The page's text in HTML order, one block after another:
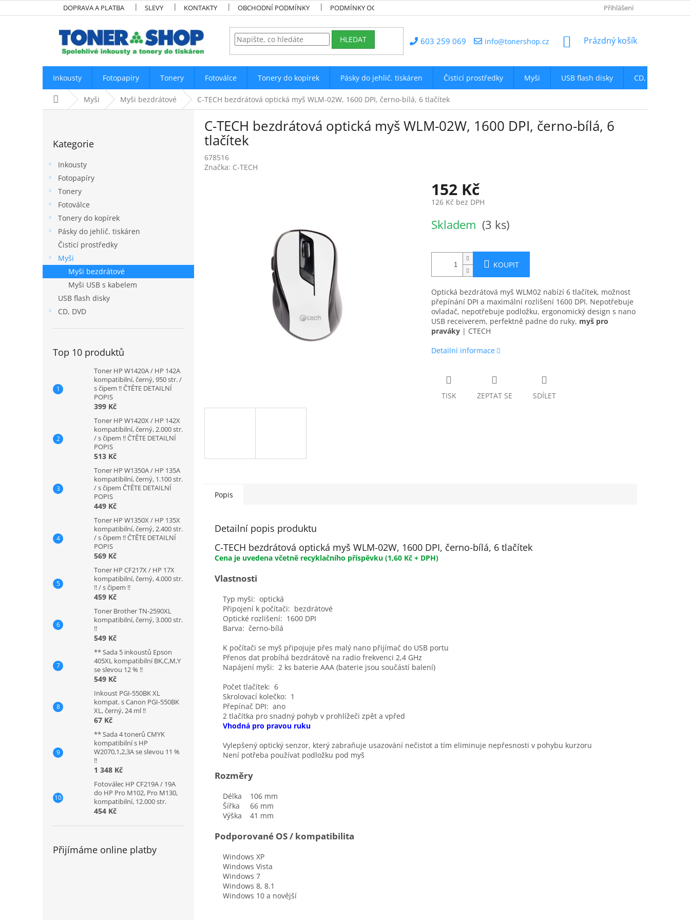
na
DOPRAVA A PLATBA SLEVY KONTAKTY OBCHODNÍ PODMÍNKY PODMÍNKY OCHRANY OSOBNÍCH ÚDAJŮ Přihlášení
HLEDAT 603 259 069 info@tonershop.cz
NÁKUPNÍ
Prázdný košík
Inkousty Fotopapíry Tonery Fotoválce Tonery do kopírek Pásky do jehlič. tiskáren Čisticí prostředky Myši USB flash disky CD, DVD
Domů Myši Myši bezdrátové C-TECH bezdrátová optická myš WLM-02W, 1600 DPI, černo-bílá, 6 tlačítek
l
kategorie
Kategorie
Inkousty
Fotopapíry
Tonery
Fotoválce
Tonery do kopírek
Pásky do jehlič. tiskáren
Čisticí prostředky
Myši
Myši bezdrátové
Myši USB s kabelem
USB flash disky
CD, DVD
Top 10 produktů
Toner HP W1420A / HP 142A
kompatibilní, černý, 950 str. /
s čipem !! ČTĚTE DETAILNÍ
POPIS
399 Kč
Toner HP W1420X / HP 142X
kompatibilní, černý, 2.000 str.
/ s čipem !! ČTĚTE DETAILNÍ
POPIS
513 Kč
Toner HP W1350A / HP 135A
kompatibilní, černý, 1.100 str.
/ s čipem ČTĚTE DETAILNÍ
POPIS
449 Kč
Toner HP W1350X / HP 135X
kompatibilní, černý, 2.400 str.
/ s čipem !! ČTĚTE DETAILNÍ
POPIS
569 Kč
Toner HP CF217X / HP 17X
kompatibilní, černý, 4.000 str.
!! / s čipem !!
459 Kč
Toner Brother TN-2590XL
kompatibilní, černý, 3.000 str.
!!
549 Kč
** Sada 5 inkoustů Epson
405XL kompatibilní BK,C,M,Y
se slevou 12 % !!
549 Kč
Inkoust PGI-550BK XL
kompat. s Canon PGI-550BK
XL, černý, 24 ml !!
67 Kč
** Sada 4 tonerů CMYK
kompatibilní s HP
W2070,1,2,3A se slevou 11 %
!!
1 348 Kč
Fotoválec HP CF219A / 19A
do HP Pro M102, Pro M130,
kompatibilní, 12.000 str.
454 Kč
Přijímáme online platby
C-TECH bezdrátová optická myš WLM-02W, 1600 DPI, černo-bílá, 6
tlačítek
678516
Značka: C-TECH
152 Kč
126 Kč bez DPH
cena:
Skladem (3 ks)
KOUPIT
Optická bezdrátová myš WLM02 nabízí 6 tlačítek, možnost
přepínání DPI a maximální rozlišení 1600 DPI. Nepotřebuje
ovladač, nepotřebuje podložku, ergonomický design s nano
USB receiverem, perfektně padne do ruky, myš pro
praváky| CTECH
Detailní informace
TISK ZEPTAT SE SDÍLET
Popis
Detailní popis produktu
C-TECH bezdrátová optická myš WLM-02W, 1600 DPI, černo-bílá, 6 tlačítek
Cena je uvedena včetně recyklačního příspěvku (1,60 Kč + DPH)
Vlastnosti
Typ myši: optická
Připojení k počítači: bezdrátové
Optické rozlišení: 1600 DPI
Barva: černo-bílá
K počítači se myš připojuje přes malý nano přijímač do USB portu
Přenos dat probíhá bezdrátově na radio frekvenci 2,4 GHz
Napájení myši: 2 ks baterie AAA (baterie jsou součástí balení)
Počet tlačítek: 6
Skrolovací kolečko: 1
Přepínač DPI: ano
2 tlačítka pro snadný pohyb v prohlížeči zpět a vpřed
Vhodná pro pravou ruku
Vylepšený optický senzor, který zabraňuje usazování nečistot a tím eliminuje nepřesnosti v pohybu kurzoru
Není potřeba používat podložku pod myš
Rozměry
Délka 106 mm
Šířka 66 mm
Výška 41 mm
Podporované OS / kompatibilita
Windows XP
Windows Vista
Windows 7
Windows 8, 8.1
Windows 10 a novější